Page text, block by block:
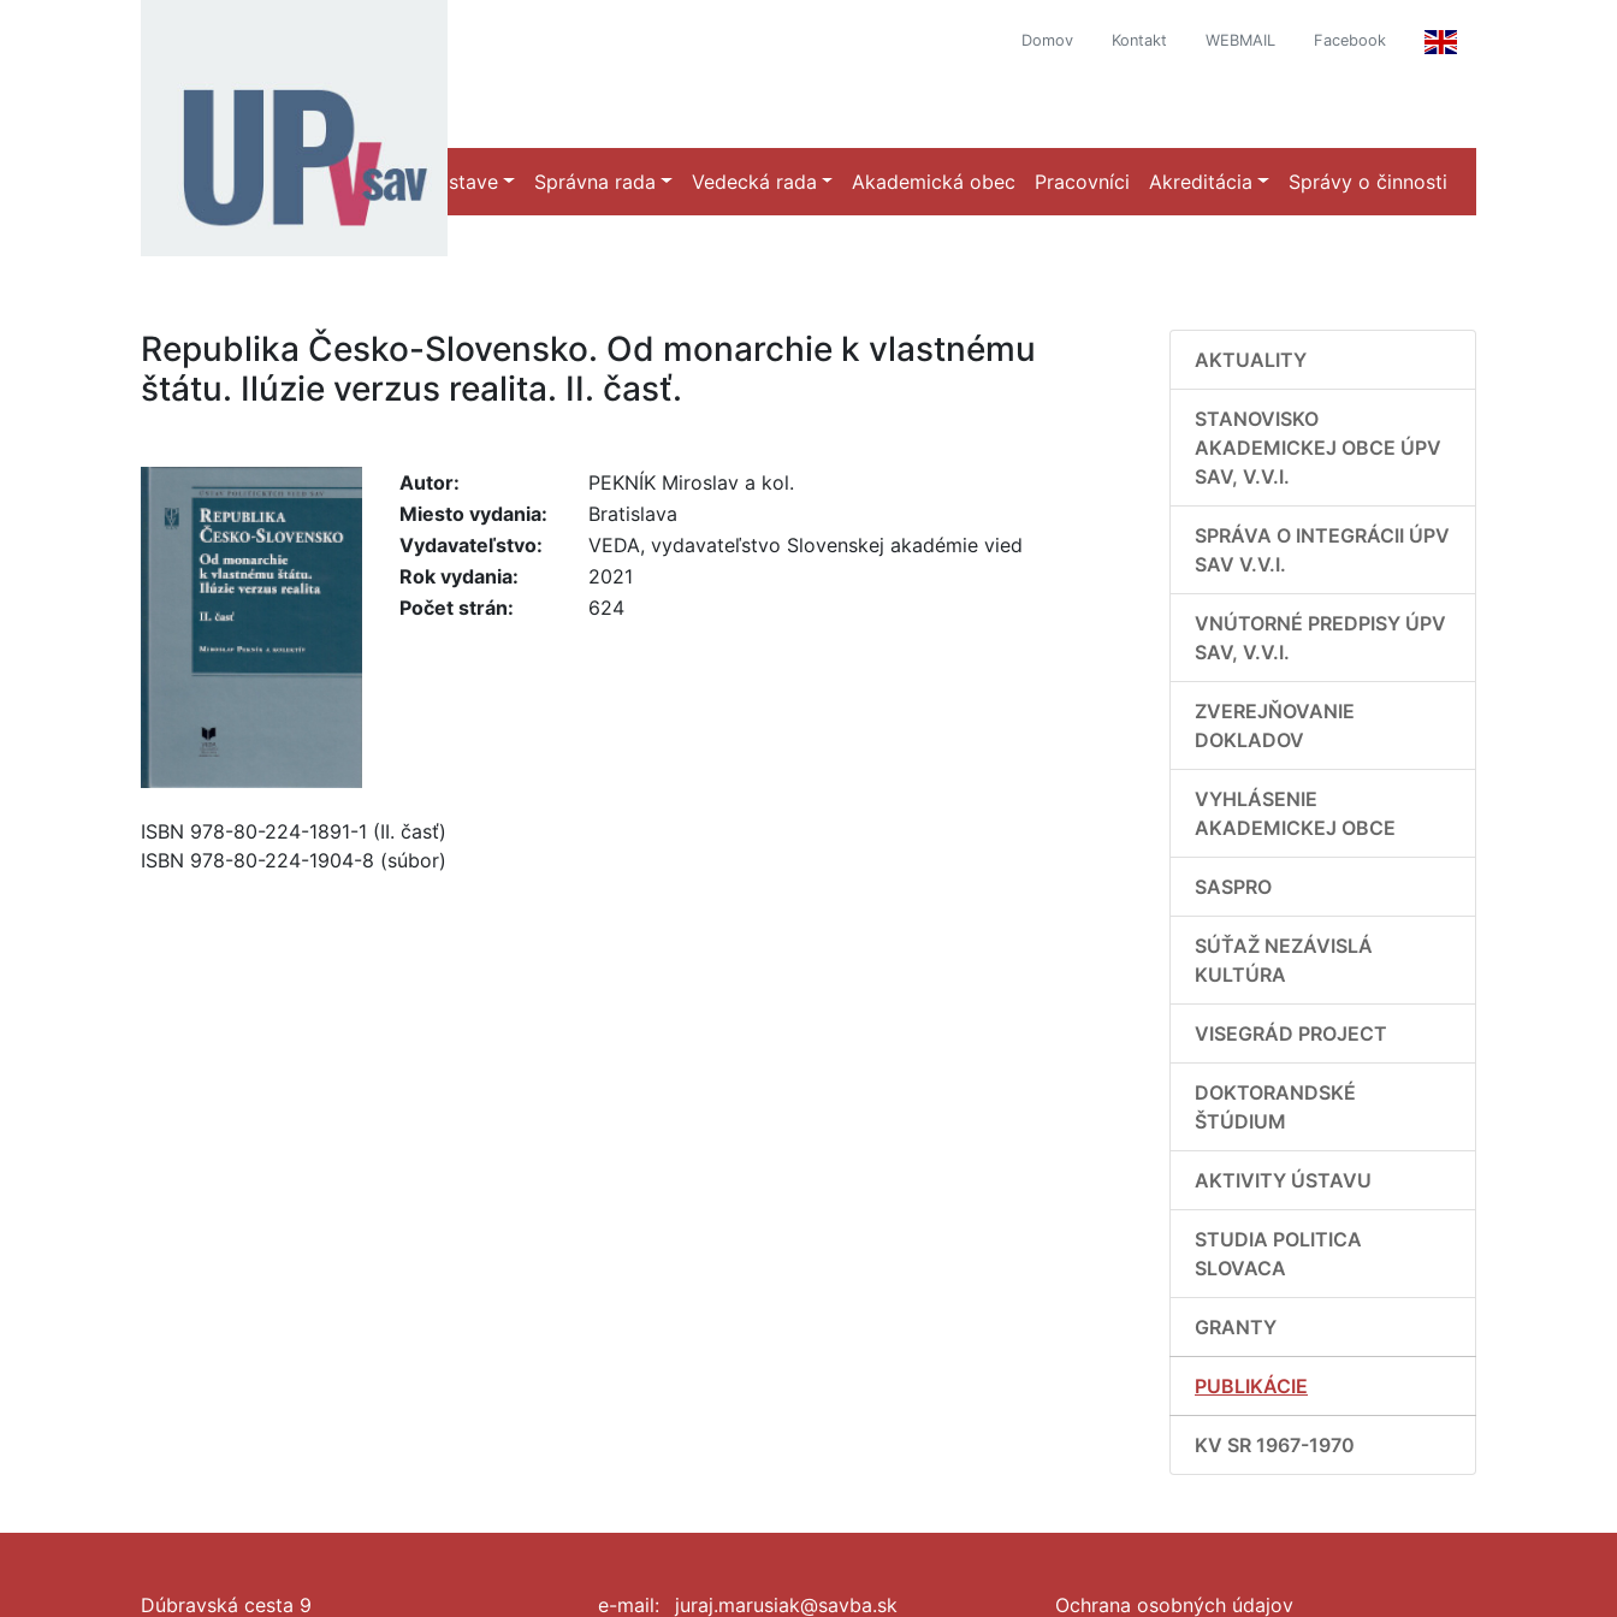
Domov Kontakt WEBMAIL Facebook
O Ústave Správna rada Vedecká rada Akademická obec Pracovníci Akreditácia Správy o činnosti
Republika Česko-Slovensko. Od monarchie k vlastnému
štátu. Ilúzie verzus realita. II. časť.
Autor:
PEKNÍK Miroslav a kol.
Miesto vydania:
Bratislava
Vydavateľstvo:
VEDA, vydavateľstvo Slovenskej akadémie vied
Rok vydania:
2021
Počet strán:
624
ISBN 978-80-224-1891-1 (II. časť)
ISBN 978-80-224-1904-8 (súbor)
AKTUALITY
STANOVISKO
AKADEMICKEJ OBCE ÚPV
SAV, V.V.I.
SPRÁVA O INTEGRÁCII ÚPV
SAV V.V.I.
VNÚTORNÉ PREDPISY ÚPV
SAV, V.V.I.
ZVEREJŇOVANIE
DOKLADOV
VYHLÁSENIE
AKADEMICKEJ OBCE
SASPRO
SÚŤAŽ NEZÁVISLÁ
KULTÚRA
VISEGRÁD PROJECT
DOKTORANDSKÉ
ŠTÚDIUM
AKTIVITY ÚSTAVU
STUDIA POLITICA
SLOVACA
GRANTY
PUBLIKÁCIE
KV SR 1967-1970
Dúbravská cesta 9 e-mail: juraj.marusiak@savba.sk Ochrana osobných údajov